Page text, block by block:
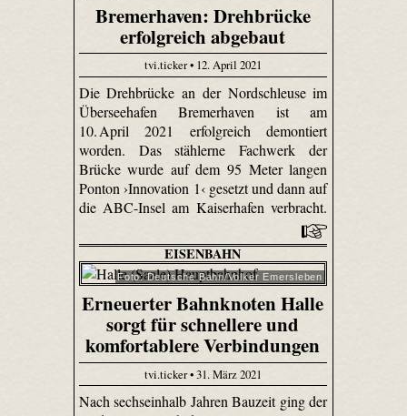
Bremerhaven: Drehbrücke
erfolgreich abgebaut
tvi.ticker • 12. April 2021
Die Drehbrücke an der Nordschleuse im
Überseehafen Bremerhaven ist am
10. April 2021 erfolgreich demontiert
worden. Das stählerne Fachwerk der
Brücke wurde auf dem 95 Meter langen
Ponton ›Innovation 1‹ gesetzt und dann auf
die ABC-Insel am Kaiserhafen verbracht.
EISENBAHN
Foto: Deutsche Bahn/Volker Emersleben
Erneuerter Bahnknoten Halle
sorgt für schnellere und
komfortablere Verbindungen
tvi.ticker • 31. März 2021
Nach sechseinhalb Jahren Bauzeit ging der